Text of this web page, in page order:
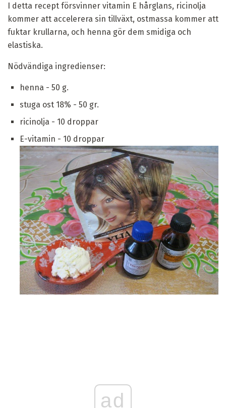
I detta recept försvinner vitamin E hårglans, ricinolja
kommer att accelerera sin tillväxt, ostmassa kommer att
fuktar krullarna, och henna gör dem smidiga och
elastiska.
Nödvändiga ingredienser:
henna - 50 g.
stuga ost 18% - 50 gr.
ricinolja - 10 droppar
E-vitamin - 10 droppar
ad